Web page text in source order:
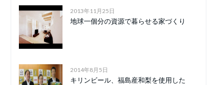
2013年11月25日
地球一個分の資源で暮らせる家づくり
2014年8月5日
キリンビール、福島産和梨を使用した